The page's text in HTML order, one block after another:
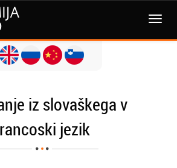
MENI
iz slovaškega v
jezik